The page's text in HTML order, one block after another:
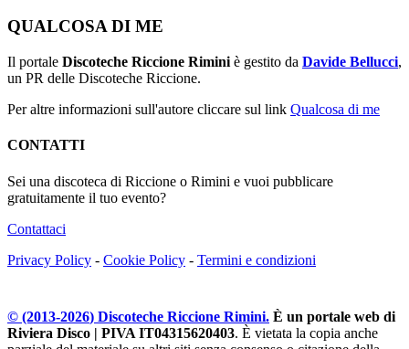
QUALCOSA DI ME
Il portale Discoteche Riccione Rimini è gestito da Davide Bellucci,
un PR delle Discoteche Riccione.
Per altre informazioni sull'autore cliccare sul link Qualcosa di me
CONTATTI
Sei una discoteca di Riccione o Rimini e vuoi pubblicare
gratuitamente il tuo evento?
Contattaci
Privacy Policy - Cookie Policy - Termini e condizioni
© (2013-2026) Discoteche Riccione Rimini. È un portale web di
Riviera Disco | PIVA IT04315620403. È vietata la copia anche